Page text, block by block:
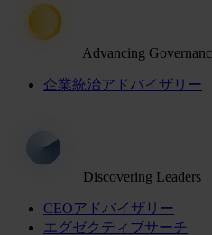
Advancing
企業統治アドバイザリー
Discovering Leaders
CEOアドバイザリー
エグゼクティブサーチ